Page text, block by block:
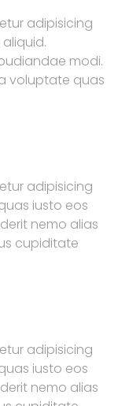
adipisicing
modi.
voluptate quas
adipisicing
iusto eos
nemo alias
cupiditate
adipisicing
iusto eos
nemo alias